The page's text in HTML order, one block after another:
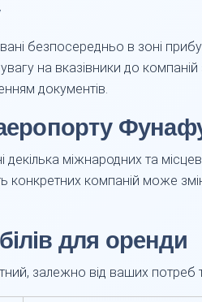
безпосередньо в зоні
на вказівники до
документів.
міжнародних та
конкретних компаній може
для оренди
залежно від ваших потреб